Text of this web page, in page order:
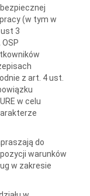
(w tym w
3
z art. 4 ust.
w celu
do
warunków
w zakresie